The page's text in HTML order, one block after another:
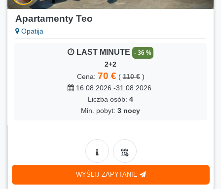
Apartamenty Teo
Opatija
LAST MINUTE - 36 %
2+2
Cena: 70 € (110 €)
16.08.2026.-31.08.2026.
Liczba osób: 4
Min. pobyt: 3 nocy
WYŚLIJ ZAPYTANIE